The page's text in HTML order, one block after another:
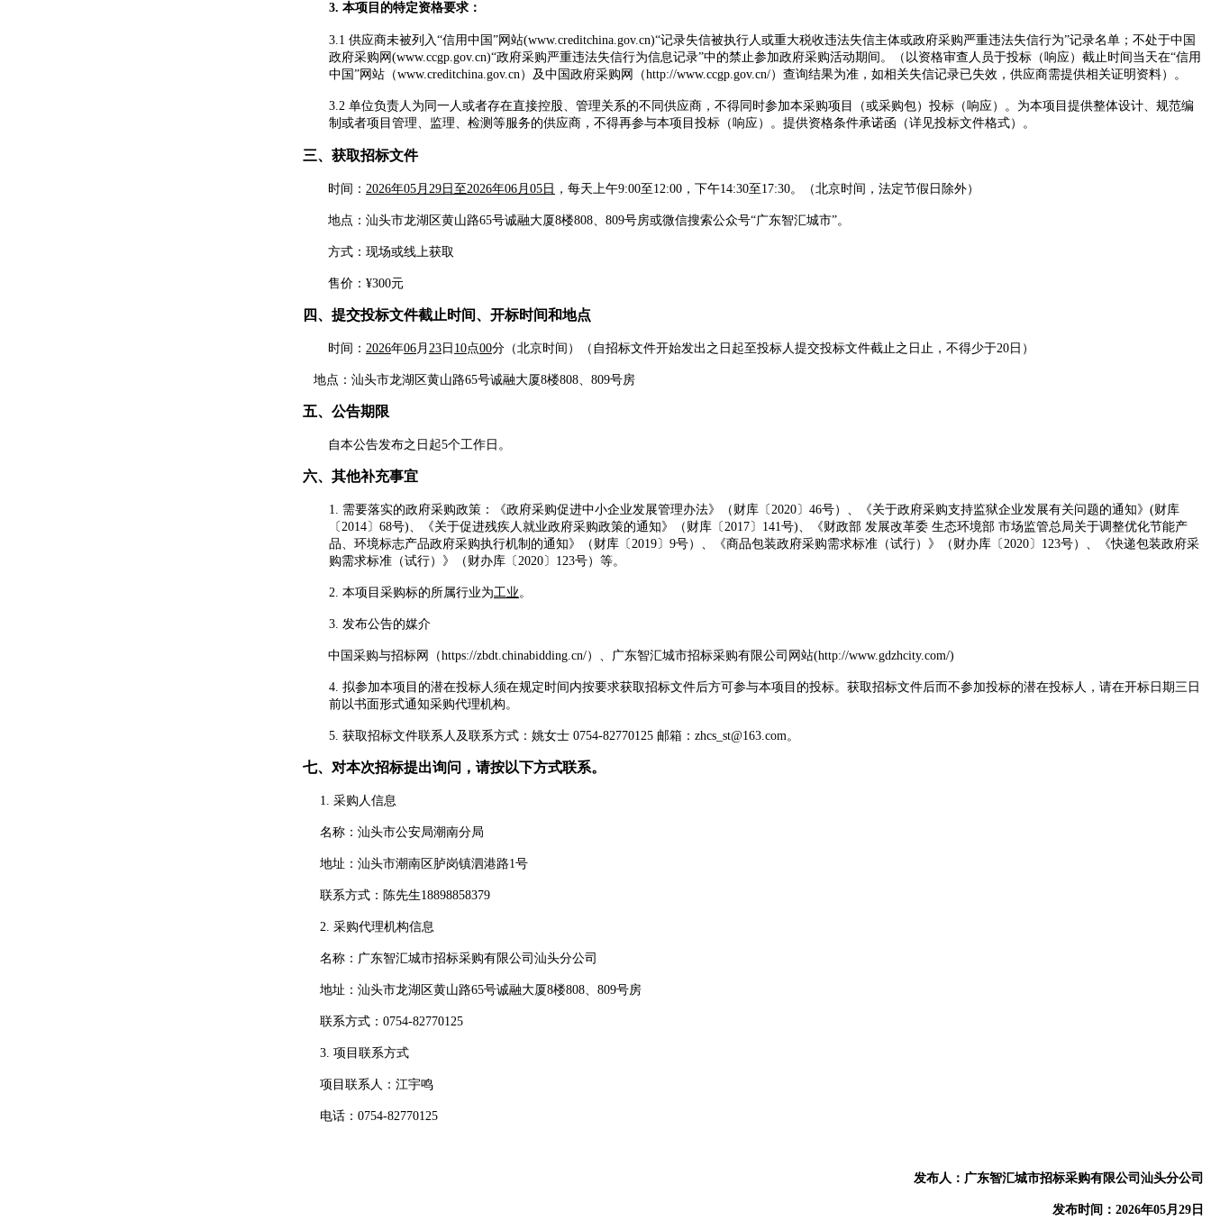
3. 本项目的特定资格要求：
3.1 供应商未被列入“信用中国”网站(www.creditchina.gov.cn)“记录失信被执行人或重大税收违法失信主体或政府采购严重违法失信行为”记录名单；不处于中国
政府采购网(www.ccgp.gov.cn)“政府采购严重违法失信行为信息记录”中的禁止参加政府采购活动期间。（以资格审查人员于投标（响应）截止时间当天在“信用
中国”网站（www.creditchina.gov.cn）及中国政府采购网（http://www.ccgp.gov.cn/）查询结果为准，如相关失信记录已失效，供应商需提供相关证明资料） 。
3.2 单位负责人为同一人或者存在直接控股、管理关系的不同供应商，不得同时参加本采购项目（或采购包）投标（响应）。为本项目提供整体设计、规范编
制或者项目管理、监理、检测等服务的供应商，不得再参与本项目投标（响应）。 提供资格条件承诺函（详见投标文件格式）。
三、 获取招标文件
时间： 2026年05月29日至2026年06月05日 ，每天上午9:00至12:00，下午14:30至17:30。（北京时间，法定节假日除外）
地点： 汕头市龙湖区黄山路65号诚融大厦8楼808、809号房或微信搜索公众号“广东智汇城市”。
方式：现场或线上获取
售价： ¥300元
四、 提交投标文件截止时间、开标时间和地点
时间： 2026年06月 23 日 10点00分 （北京时间）（自招标文件开始发出之日起至投标人提交投标文件截止之日止，不得少于20日）
地点： 汕头市龙湖区黄山路65号诚融大厦8楼808、809号房
五、 公告期限
自本公告发布之日起5个工作日。
六、其他补充事宜
1. 需要落实的政府采购政策：《政府采购促进中小企业发展管理办法》（财库〔 2020〕46号）、《关于政府采购支持监狱企业发展有关问题的通知》(财库
〔2014〕68号)、《关于促进残疾人就业政府采购政策的通知》（财库〔2017〕141号)、《财政部 发展改革委 生态环境部 市场监管总局关于调整优化节能产
品、环境标志产品政府采购执行机制的通知》（财库〔2019〕9号）、《商品包装政府采购需求标准（试行）》（财办库〔2020〕123号）、《快递包装政府采
购需求标准（试行）》（财办库〔2020〕123号）等。
2. 本项目采购标的所属行业为工业。
3. 发布公告的媒介
中国采购与招标网（https://zbdt.chinabidding.cn/）、 广东智汇城市招标采购有限公司 网站(http://www.gdzhcity.com/)
4. 拟参加本项目的潜在投标人须在规定时间内按要求获取招标文件后方可参与本项目的投标。获取招标文件后而不参加投标的潜在投标人，请在开标日期三日
前以书面形式通知采购代理机构。
5. 获取招标文件联系人及联系方式： 姚女士 0754-82770125 邮箱： zhcs_st@163.com。
七、 对本次招标提出询问，请按以下方式联系。
1. 采购人信息
名称： 汕头市公安局潮南分局
地址： 汕头市潮南区胪岗镇泗港路1号
联系方式：陈先生18898858379
2. 采购代理机构信息
名称： 广东智汇城市招标采购有限公司汕头分公司
地址： 汕头市龙湖区黄山路65号诚融大厦8楼808、809号房
联系方式： 0754-82770125
3. 项目联系方式
项目联系人： 江宇鸣
电话： 0754-82770125
发布人： 广东智汇城市招标采购有限公司汕头分公司
发布时间： 2026年05月 29 日